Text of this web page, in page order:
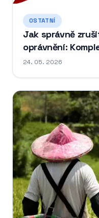
OSTATNÍ
Jak správně
oprávnění:
24. 05. 2026